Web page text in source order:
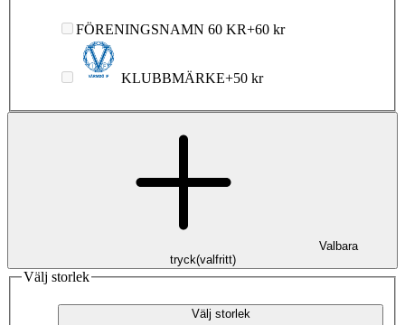
FÖRENINGSNAMN 60 KR+60 kr
KLUBBMÄRKE+50 kr
Valbara
tryck(valfritt)
Välj storlek
Välj storlek